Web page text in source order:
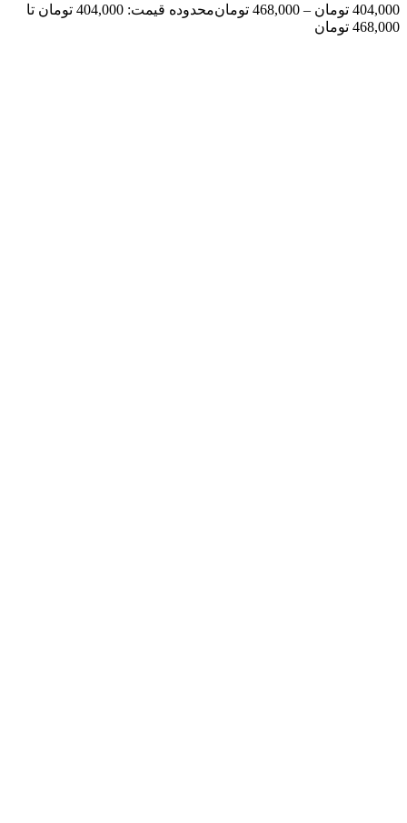
404,000 تومان –
468,000 تومان
محدوده قیمت: 404,000 تومان تا
468,000 تومان